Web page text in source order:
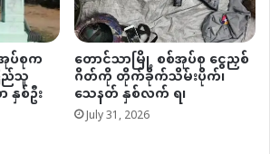
ပ်စုက
ည်သူ
နှစ်ဦး
တောင်သာမြို့ စစ်အုပ်စု ငွေညှစ်
ဂိတ်ကို တိုက်ခိုက်သိမ်းပိုက်၊
သေနတ် နှစ်လက် ရ၊
July 31, 2026